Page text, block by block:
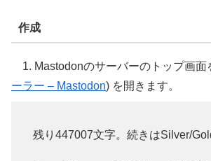
作成
1. Mastodonのサーバーのトップ画面
ーラー – Mastodon) を開きます。
残り447007文字。続きはSilver/